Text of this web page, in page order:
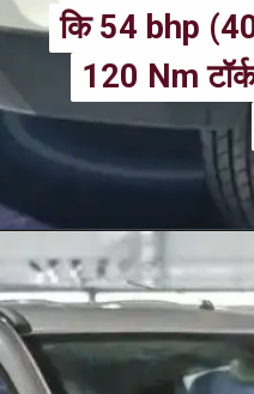
कि 54 bhp
120 Nm
कि 54 bhp
120 Nm